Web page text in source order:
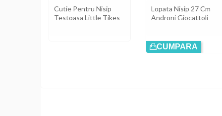
Cutie Pentru Nisip
Testoasa Little Tikes
Lopata Nisip 27 Cm
Androni Giocattoli
CUMPARA